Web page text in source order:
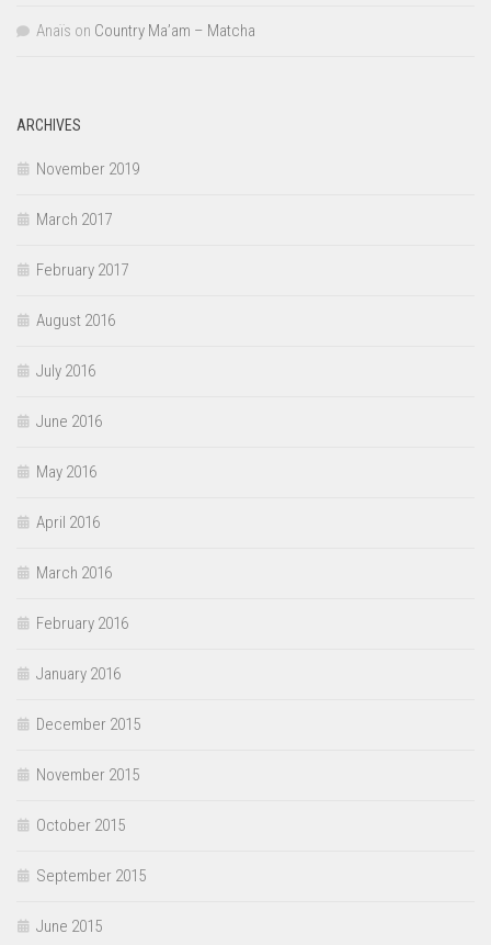
Anaïs on Country Ma’am – Matcha
ARCHIVES
November 2019
March 2017
February 2017
August 2016
July 2016
June 2016
May 2016
April 2016
March 2016
February 2016
January 2016
December 2015
November 2015
October 2015
September 2015
June 2015